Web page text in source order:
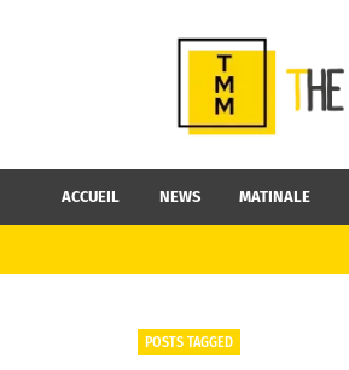
ACCUEIL NEWS MATINALE
POSTS TAGGED